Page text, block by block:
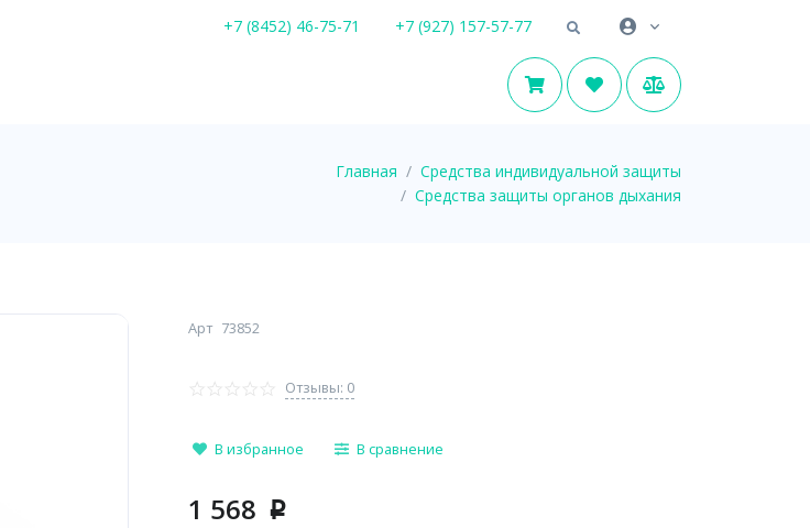
+7 (8452) 46-75-71 +7 (927) 157-57-77
Главная
Средства индивидуальной защиты
Средства защиты органов дыхания
Арт 73852
Отзывы: 0
В избранное В сравнение
1 568 p